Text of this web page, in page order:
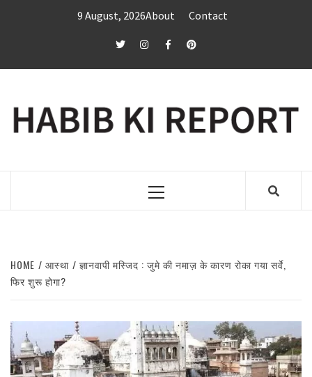
9 August, 2026About Contact
twitterInstagramFacebookPinterest
Primary
HOME आस्था
ज्ञानवापी मस्जिद : जुमे की नमाज़ के कारण रोका गया सर्वे,
फिर शुरू होगा?